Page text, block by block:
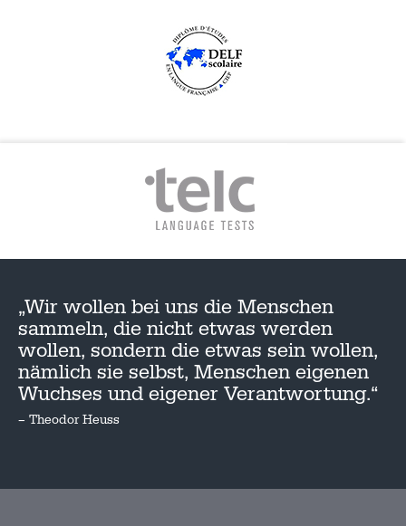
„Wir wollen bei uns die Menschen
sammeln, die nicht etwas werden
wollen, sondern die etwas sein wollen,
nämlich sie selbst, Menschen eigenen
Wuchses und eigener Verantwortung.“
– Theodor Heuss